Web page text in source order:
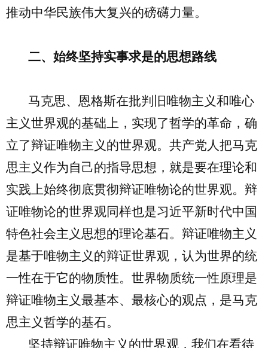
推动中华民族伟大复兴的磅礴力量。
二、始终坚持实事求是的思想路线
马克思、恩格斯在批判旧唯物主义和唯心
主义世界观的基础上，实现了哲学的革命，确
立了辩证唯物主义的世界观。共产党人把马克
思主义作为自己的指导思想，就是要在理论和
实践上始终彻底贯彻辩证唯物论的世界观。辩
证唯物论的世界观同样也是习近平新时代中国
特色社会主义思想的理论基石。辩证唯物主义
是基于唯物主义的辩证世界观，认为世界的统
一性在于它的物质性。世界物质统一性原理是
辩证唯物主义最基本、最核心的观点，是马克
思主义哲学的基石。
坚持辩证唯物主义的世界观，我们在看待